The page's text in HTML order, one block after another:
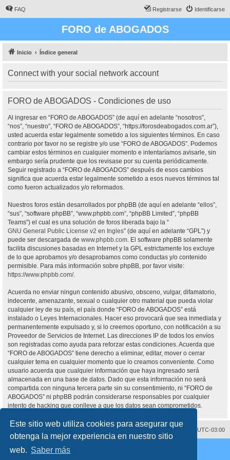
Este sitio web utiliza cookies para asegurar que
obtenga la mejor experiencia en nuestro sitio
web. Saber más
FAQ Identificarse
Registrarse
FORO de ABOGADOS
Inicio Índice general
Connect with your social network account
FORO de ABOGADOS - Condiciones de uso
Al ingresar en “FORO de ABOGADOS” (de aquí en adelante “nosotros”,
“nos”, “nuestro”, “FORO de ABOGADOS”, “https://forosdeabogados.com.ar”),
usted acuerda estar legalmente sometido a los siguientes términos. En caso
contrario por favor no se registre y/o use “FORO de ABOGADOS”. Podemos
cambiar estos términos en cualquier momento e intentaríamos avisarle, sin
embargo sería prudente que los revisase por su cuenta periódicamente.
Seguir registrado a “FORO de ABOGADOS” después de esos cambios
significa que acuerda estar legalmente sometido a esos nuevos términos tal
como fueron actualizados y/o reformados.
Nuestros foros están desarrollados por phpBB (de aquí en adelante “ellos”,
“sus”, “software phpBB”, “www.phpbb.com”, “phpBB Limited”, “phpBB
Teams”) el cual es una solución de foros liberada bajo la “
GNU General Public License v2 en Ingles” (de aquí en adelante “GPL”) y
puede ser descargada de www.phpbb.com. El software phpBB solamente
facilita discusiones basadas en Internet y la GPL estrictamente los excluye
de lo que aprobamos y/o desaprobamos como conductas y/o contenido
permisible. Para más información sobre phpBB, por favor visite:
https://www.phpbb.com/.
Acuerda no enviar ningun contenido abusivo, obsceno, vulgar, difamatorio,
indecente, amenazante, sexual o cualquier otro material que pueda violar
cualquier ley de su país, el país donde “FORO de ABOGADOS” está
instalado o Leyes Internacionales. Hacer eso provocará que sea inmediata y
permanentemente expulsado y, si lo creemos oportuno, con notificación a su
Proveedor de Servicios de Internet. Las direcciones IP de todos los envíos
son registradas como ayuda para reforzar estas condiciones. Acuerda que
“FORO de ABOGADOS” tiene derecho a eliminar, editar, mover o cerrar
cualquier tema en cualquier momento que lo creamos conveniente. Como
usuario acuerda que cualquier información que haya ingresado será
almacenada en una base de datos. Dado que esta información no será
compartida con ninguna tercera parte sin su consentimiento, ni “FORO de
ABOGADOS” ni phpBB podrán considerarse responsables por cualquier
intento de hacking que conlleve a que los datos sean comprometidos.
Todos los horarios son UTC-03:00
Borrar cookies
Desarrollado por
® Forum Software © phpBB Limited
Traducción al español porphpBB España